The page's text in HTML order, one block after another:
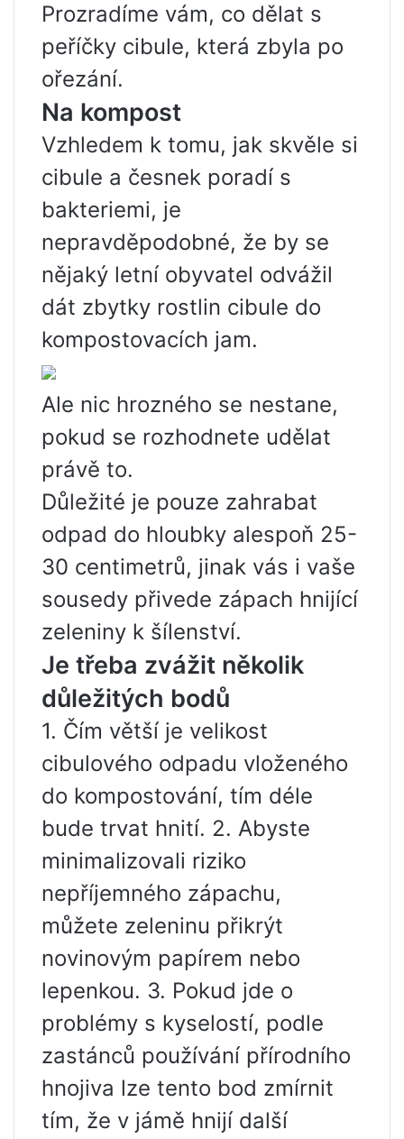
Prozradíme vám, co dělat s
peříčky cibule, která zbyla po
ořezání.
Na kompost
Vzhledem k tomu, jak skvěle si
cibule a česnek poradí s
bakteriemi, je
nepravděpodobné, že by se
nějaký letní obyvatel odvážil
dát zbytky rostlin cibule do
kompostovacích jam.
Ale nic hrozného se nestane,
pokud se rozhodnete udělat
právě to.
Důležité je pouze zahrabat
odpad do hloubky alespoň 25-
30 centimetrů, jinak vás i vaše
sousedy přivede zápach hnijící
zeleniny k šílenství.
Je třeba zvážit několik
důležitých bodů
1. Čím větší je velikost
cibulového odpadu vloženého
do kompostování, tím déle
bude trvat hnití. 2. Abyste
minimalizovali riziko
nepříjemného zápachu,
můžete zeleninu přikrýt
novinovým papírem nebo
lepenkou. 3. Pokud jde o
problémy s kyselostí, podle
zastánců používání přírodního
hnojiva lze tento bod zmírnit
tím, že v jámě hnijí další